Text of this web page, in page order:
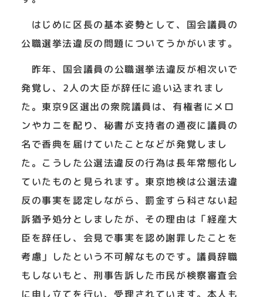
はじめに区長の基本姿勢として、国会議員の
公職選挙法違反の問題についてうかがいます。
昨年、国会議員の公職選挙法違反が相次いで
発覚し、2人の大臣が辞任に追い込まれまし
た。東京9区選出の衆院議員は、有権者にメロ
ンやカニを配り、秘書が支持者の通夜に議員の
名で香典を届けていたことなどが発覚しまし
た。こうした公選法違反の行為は長年常態化し
ていたものと見られます。東京地検は公選法違
反の事実を認定しながら、罰金すら科さない起
訴猶予処分としましたが、その理由は「経産大
臣を辞任し、会見で事実を認め謝罪したことを
考慮」したという不可解なものです。議員辞職
もしないもと、刑事告訴した市民が検察審査会
に申し立てを行い、受理されています。本人も